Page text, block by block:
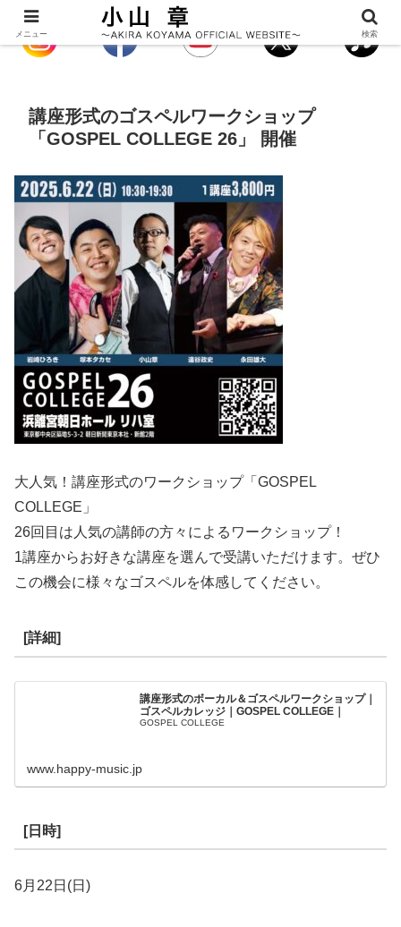
講座形式のゴスペルワークショップ
「GOSPEL COLLEGE 26」 開催
大人気！講座形式のワークショップ「GOSPEL
COLLEGE」
26回目は人気の講師の方々によるワークショップ！
1講座からお好きな講座を選んで受講いただけます。ぜひ
この機会に様々なゴスペルを体感してください。
[詳細]
講座形式のボーカル＆ゴスペルワークショップ｜
ゴスペルカレッジ｜GOSPEL COLLEGE｜
GOSPEL COLLEGE
www.happy-music.jp
[日時]
6月22日(日)
メニュー 検索